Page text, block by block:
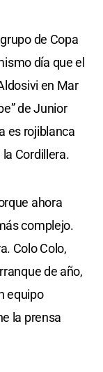
de Copa
día que el
en Mar
de Junior
es rojiblanca
Cordillera.
ahora
complejo.
Colo Colo,
de año,
equipo
la prensa